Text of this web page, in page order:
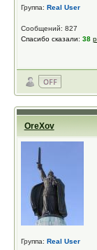
Группа: Real User
Сообщений: 827
Спасибо сказали: 38
OreXov
Группа: Real User